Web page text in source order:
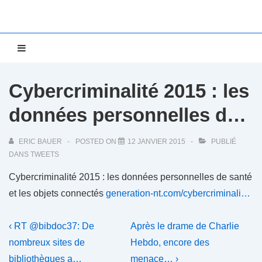
Cybercriminalité 2015 : les
données personnelles d…
ERIC BAUER POSTED ON 12 JANVIER 2015
PUBLIÉ
DANS TWEETS
Cybercriminalité 2015 : les données personnelles de santé
et les objets connectés generation-nt.com/cybercriminali…
Navigation
de
Previous
Post
is
‹ RT @bibdoc37: De
nombreux sites de
bibliothèques a…
Next
Post
is
Après le drame de Charlie
Hebdo, encore des
menace… ›